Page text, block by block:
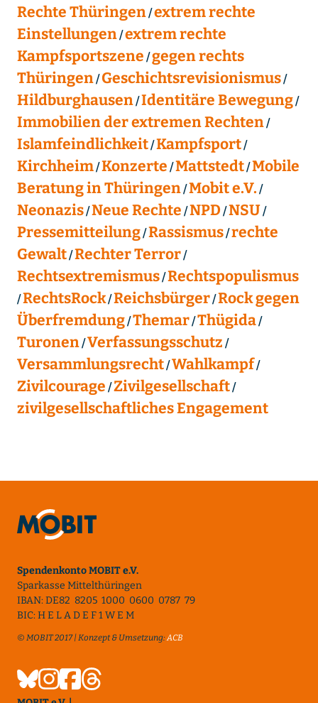
Rechte Thüringen extrem rechte
Einstellungen extrem rechte
Kampfsportszene gegen rechts
Thüringen Geschichtsrevisionismus
Hildburghausen Identitäre Bewegung
Immobilien der extremen Rechten
Islamfeindlichkeit Kampfsport
Kirchheim Konzerte Mattstedt Mobile
Beratung in Thüringen Mobit e.V.
Neonazis Neue Rechte NPD NSU
Pressemitteilung Rassismus rechte
Gewalt Rechter Terror
Rechtsextremismus Rechtspopulismus
RechtsRock Reichsbürger Rock gegen
Überfremdung Themar Thügida
Turonen Verfassungsschutz
Versammlungsrecht Wahlkampf
Zivilcourage Zivilgesellschaft
zivilgesellschaftliches Engagement
Spendenkonto MOBIT e.V.
Sparkasse Mittelthüringen
IBAN: DE82 8205 1000 0600 0787 79
BIC: H E L A D E F 1 W E M
© MOBIT 2017 | Konzept & Umsetzung:ACB